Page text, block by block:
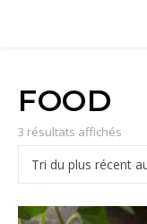
FOOD
3 résultats affichés